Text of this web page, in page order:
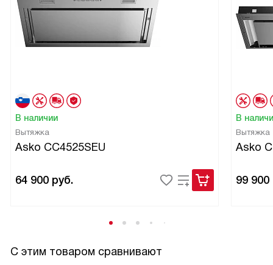
В наличии
Вытяжка
Asko CC4525SEU
64 900 руб.
В
Вытяжка
Asko
99 900
С этим товаром сравнивают